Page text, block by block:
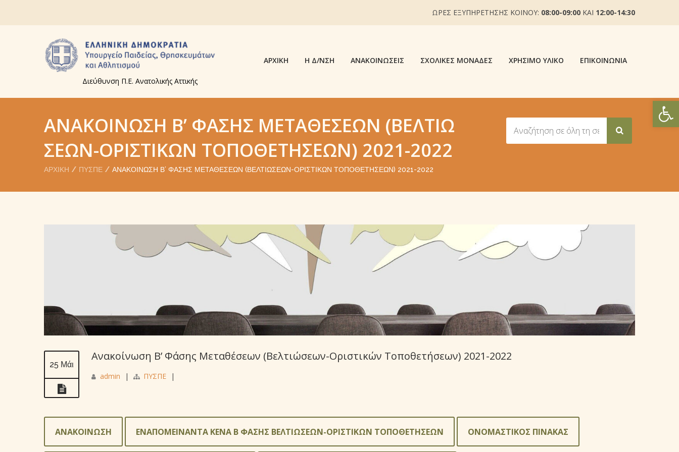
ΩΡΕΣ ΕΞΥΠΗΡΕΤΗΣΗΣ ΚΟΙΝΟΥ: 08:00-09:00 ΚΑΙ 12:00-14:30
Διεύθυνση Π.Ε. Ανατολικής Αττικής
ΑΡΧΙΚΉ Η Δ/ΝΣΗ ΑΝΑΚΟΙΝΏΣΕΙΣ ΣΧΟΛΙΚΈΣ ΜΟΝΆΔΕΣ ΧΡΉΣΙΜΟ ΥΛΙΚΌ ΕΠΙΚΟΙΝΩΝΊΑ
ΑΝΑΚΟΊΝΩΣΗ Β’ ΦΆΣΗΣ ΜΕΤΑΘΈΣΕΩΝ (ΒΕΛΤΙΏ
ΣΕΩΝ-ΟΡΙΣΤΙΚΏΝ ΤΟΠΟΘΕΤΉΣΕΩΝ) 2021-2022
ΑΡΧΙΚΉ ΠΥΣΠΕ ΑΝΑΚΟΊΝΩΣΗ Β’ ΦΆΣΗΣ ΜΕΤΑΘΈΣΕΩΝ (ΒΕΛΤΙΏΣΕΩΝ-ΟΡΙΣΤΙΚΏΝ ΤΟΠΟΘΕΤΉΣΕΩΝ) 2021-2022
25 Μάι
Ανακοίνωση Β’ Φάσης Μεταθέσεων (Βελτιώσεων-Οριστικών Τοποθετήσεων) 2021-2022
admin | ΠΥΣΠΕ |
ΑΝΑΚΟΙΝΩΣΗ ΕΝΑΠΟΜΕΙΝΑΝΤΑ ΚΕΝΑ Β ΦΑΣΗΣ ΒΕΛΤΙΩΣΕΩΝ-ΟΡΙΣΤΙΚΩΝ ΤΟΠΟΘΕΤΗΣΕΩΝ ΟΝΟΜΑΣΤΙΚΟΣ ΠΙΝΑΚΑΣ